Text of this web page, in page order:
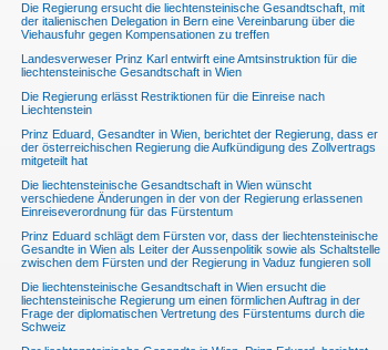
Die Regierung ersucht die liechtensteinische Gesandtschaft, mit
der italienischen Delegation in Bern eine Vereinbarung über die
Viehausfuhr gegen Kompensationen zu treffen
Landesverweser Prinz Karl entwirft eine Amtsinstruktion für die
liechtensteinische Gesandtschaft in Wien
Die Regierung erlässt Restriktionen für die Einreise nach
Liechtenstein
Prinz Eduard, Gesandter in Wien, berichtet der Regierung, dass er
der österreichischen Regierung die Aufkündigung des Zollvertrags
mitgeteilt hat
Die liechtensteinische Gesandtschaft in Wien wünscht
verschiedene Änderungen in der von der Regierung erlassenen
Einreiseverordnung für das Fürstentum
Prinz Eduard schlägt dem Fürsten vor, dass der liechtensteinische
Gesandte in Wien als Leiter der Aussenpolitik sowie als Schaltstelle
zwischen dem Fürsten und der Regierung in Vaduz fungieren soll
Die liechtensteinische Gesandtschaft in Wien ersucht die
liechtensteinische Regierung um einen förmlichen Auftrag in der
Frage der diplomatischen Vertretung des Fürstentums durch die
Schweiz